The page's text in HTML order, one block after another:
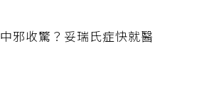
中邪收驚？妥瑞氏症快就醫